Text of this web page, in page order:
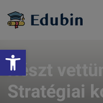
Eszköztár megnyitása
content
Részt
Stratégiai